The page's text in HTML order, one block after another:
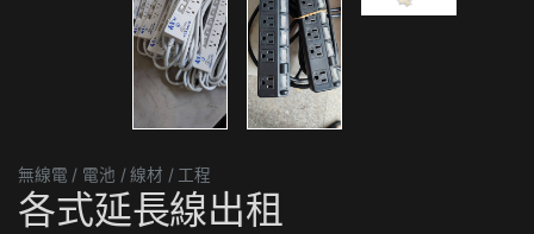
無線電 / 電池 / 線材 / 工程
各式延長線出租